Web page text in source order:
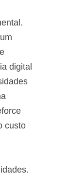
digital
custo